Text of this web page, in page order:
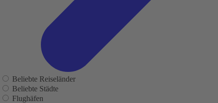
Beliebte Reiseländer
Beliebte Städte
Flughäfen